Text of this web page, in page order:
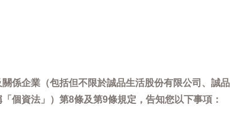
係企業（包括但不限於誠品生活股份有限公司、誠
個資法」）第8條及第9條規定，告知您以下事項：